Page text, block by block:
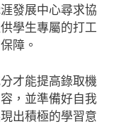
發展中心尋求協
學生專屬的打工
障。
才能提高錄取機
，並準備好自我
出積極的學習意